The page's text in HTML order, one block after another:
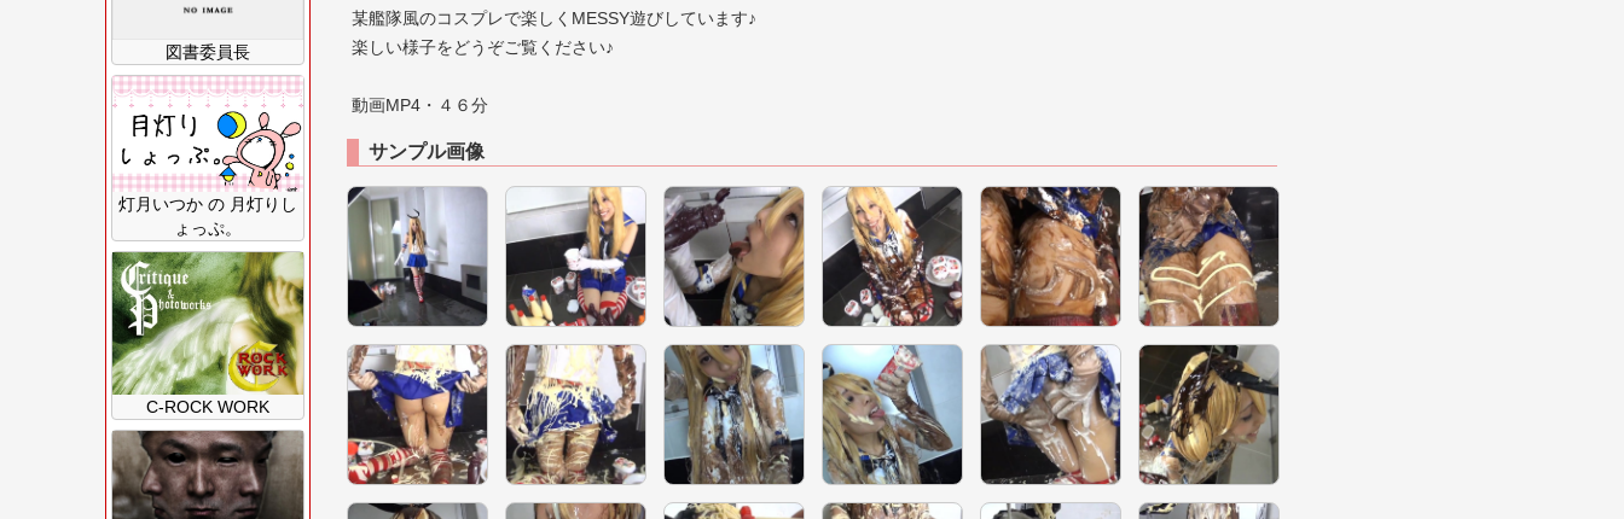
図書委員長
灯月いつか の 月灯りし
ょっぷ。
C-ROCK WORK
某艦隊風のコスプレで楽しくMESSY遊びしています♪
楽しい様子をどうぞご覧ください♪
動画MP4・４６分
サンプル画像